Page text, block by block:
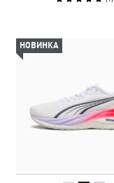
НОВИНКА